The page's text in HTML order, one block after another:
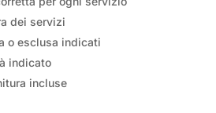
dei servizi
o esclusa indicati
indicato
incluse